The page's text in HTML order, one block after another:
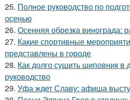
25. Полное руководство по
осенью
26. Осенняя обрезка винограда:
27. Какие спортивные
представлены в городе
28. Как долго сушить шиповник в
руководство
29. Уфа ждет Славу: афиша